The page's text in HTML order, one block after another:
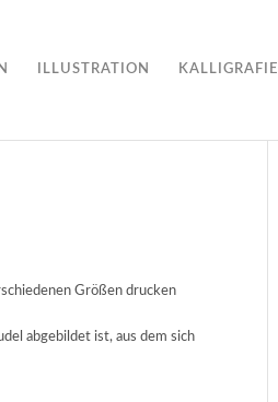
ILLUSTRATION KALLIGRAFIE
Größen drucken
abgebildet ist, aus dem sich